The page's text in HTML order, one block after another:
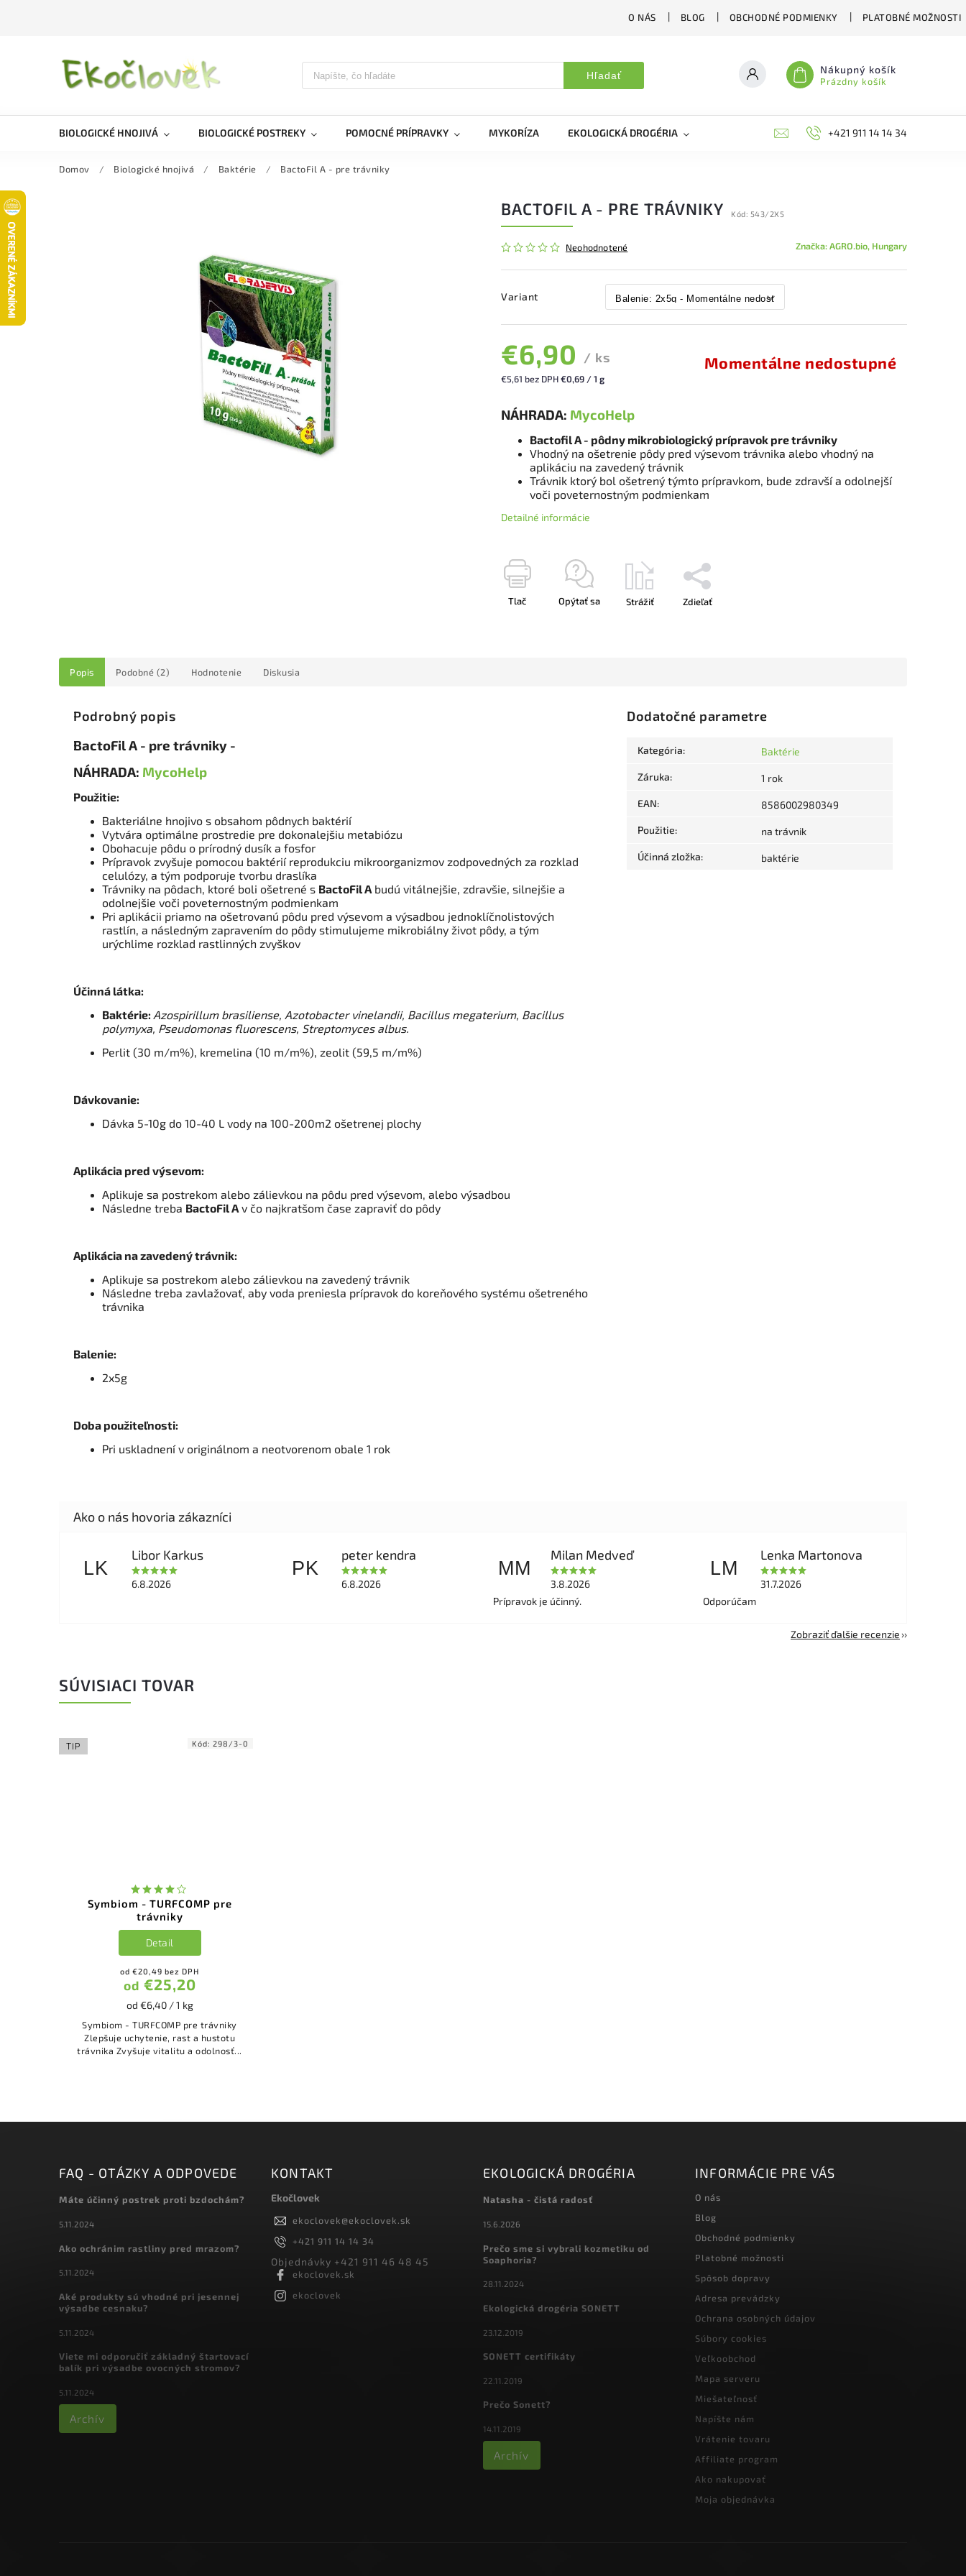
O NÁS BLOG OBCHODNÉ PODMIENKY PLATOBNÉ MOŽNOSTI
Hľadať Nákupný košík
Prázdny košík
BIOLOGICKÉ HNOJIVÁ BIOLOGICKÉ POSTREKY POMOCNÉ PRÍPRAVKY MYKORÍZA EKOLOGICKÁ DROGÉRIA VČELIE LIEČIVÁ BIOAGENS PLAŠIČE A
+421 911 14 14 34
Domov / Biologické hnojivá / Baktérie / BactoFil A - pre trávniky
BACTOFIL A - PRE TRÁVNIKY Kód: 543/2X5
Neohodnotené Značka:AGRO.bio, Hungary
Variant
€6,90 / ks
€5,61 bez DPH€0,69 / 1 g
Momentálne nedostupné
NÁHRADA: MycoHelp
Bactofil A - pôdny mikrobiologický prípravok pre trávniky
Vhodný na ošetrenie pôdy pred výsevom trávnika alebo vhodný na
aplikáciu na zavedený trávnik
Trávnik ktorý bol ošetrený týmto prípravkom, bude zdravší a odolnejší
voči poveternostným podmienkam
Detailné informácie
Tlač Opýtať sa Strážiť Zdieľať
Popis Podobné (2) Hodnotenie Diskusia
Podrobný popis
BactoFil A - pre trávniky -
NÁHRADA: MycoHelp
Použitie:
Bakteriálne hnojivo s obsahom pôdnych baktérií
Vytvára optimálne prostredie pre dokonalejšiu metabiózu
Obohacuje pôdu o prírodný dusík a fosfor
Prípravok zvyšuje pomocou baktérií reprodukciu mikroorganizmov zodpovedných za rozklad
celulózy, a tým podporuje tvorbu draslíka
Trávniky na pôdach, ktoré boli ošetrené s BactoFil A budú vitálnejšie, zdravšie, silnejšie a
odolnejšie voči poveternostným podmienkam
Pri aplikácii priamo na ošetrovanú pôdu pred výsevom a výsadbou jednoklíčnolistových
rastlín, a následným zapravením do pôdy stimulujeme mikrobiálny život pôdy, a tým
urýchlime rozklad rastlinných zvyškov
Účinná látka:
Baktérie: Azospirillum brasiliense, Azotobacter vinelandii, Bacillus megaterium, Bacillus
polymyxa, Pseudomonas fluorescens, Streptomyces albus.
Perlit (30 m/m%), kremelina (10 m/m%), zeolit (59,5 m/m%)
Dávkovanie:
Dávka 5-10g do 10-40 L vody na 100-200m2 ošetrenej plochy
Aplikácia pred výsevom:
Aplikuje sa postrekom alebo zálievkou na pôdu pred výsevom, alebo výsadbou
Následne treba BactoFil A v čo najkratšom čase zapraviť do pôdy
Aplikácia na zavedený trávnik:
Aplikuje sa postrekom alebo zálievkou na zavedený trávnik
Následne treba zavlažovať, aby voda preniesla prípravok do koreňového systému ošetreného
trávnika
Balenie:
2x5g
Doba použiteľnosti:
Pri uskladnení v originálnom a neotvorenom obale 1 rok
Dodatočné parametre
Kategória: Baktérie
Záruka: 1 rok
EAN: 8586002980349
Použitie: na trávnik
Účinná zložka: baktérie
LK
Libor Karkus
6.8.2026
PK
peter kendra
6.8.2026
MM
Milan Medveď
3.8.2026
Prípravok je účinný.
LM
Lenka Martonova
31.7.2026
Odporúčam
Zobraziť ďalšie recenzie
SÚVISIACI TOVAR
TIP
Symbiom - TURFCOMP pre
trávniky
od €20,49 bez DPH
od €25,20
od €6,40 / 1 kg
Detail
Symbiom - TURFCOMP pre trávniky
Zlepšuje uchytenie, rast a hustotu
trávnika Zvyšuje vitalitu a odolnosť...
Kód: 298/3-0
FAQ - OTÁZKY A ODPOVEDE
Máte účinný postrek proti bzdochám?
5.11.2024
Ako ochránim rastliny pred mrazom?
5.11.2024
Aké produkty sú vhodné pri jesennej
výsadbe cesnaku?
5.11.2024
Viete mi odporučiť základný štartovací
balík pri výsadbe ovocných stromov?
5.11.2024
Archív
KONTAKT
Ekočlovek
ekoclovek@ekoclovek.sk
+421 911 14 14 34
Objednávky +421 911 46 48 45
ekoclovek.sk
ekoclovek
EKOLOGICKÁ DROGÉRIA
Natasha - čistá radosť
15.6.2026
Prečo sme si vybrali kozmetiku od
Soaphoria?
28.11.2024
Ekologická drogéria SONETT
23.12.2019
SONETT certifikáty
22.11.2019
Prečo Sonett?
14.11.2019
Archív
INFORMÁCIE PRE VÁS
O nás
Blog
Obchodné podmienky
Platobné možnosti
Spôsob dopravy
Adresa prevádzky
Ochrana osobných údajov
Súbory cookies
Veľkoobchod
Mapa serveru
Miešateľnosť
Napíšte nám
Vrátenie tovaru
Affiliate program
Ako nakupovať
Moja objednávka